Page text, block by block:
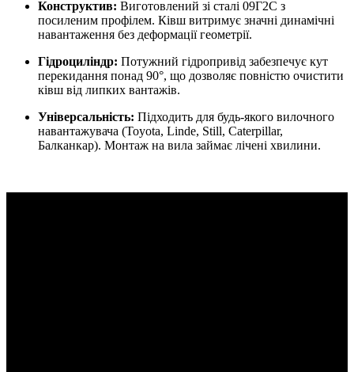
Конструктив: Виготовлений зі сталі 09Г2С з
посиленим профілем. Ківш витримує значні динамічні
навантаження без деформації геометрії.
Гідроциліндр: Потужний гідропривід забезпечує кут
перекидання понад 90°, що дозволяє повністю очистити
ківш від липких вантажів.
Універсальність: Підходить для будь-якого вилочного
навантажувача (Toyota, Linde, Still, Caterpillar,
Балканкар). Монтаж на вила займає лічені хвилини.